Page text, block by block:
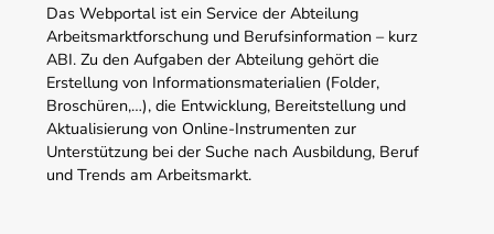
Das Webportal ist ein Service der Abteilung
Arbeitsmarktforschung und Berufsinformation – kurz
ABI. Zu den Aufgaben der Abteilung gehört die
Erstellung von Informationsmaterialien (Folder,
Broschüren,…), die Entwicklung, Bereitstellung und
Aktualisierung von Online-Instrumenten zur
Unterstützung bei der Suche nach Ausbildung, Beruf
und Trends am Arbeitsmarkt.